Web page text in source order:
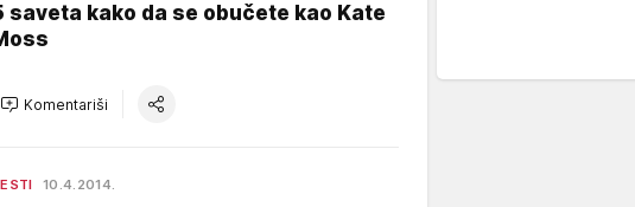
saveta kako da se obučete kao Kate
Komentariši
10.4.2014.